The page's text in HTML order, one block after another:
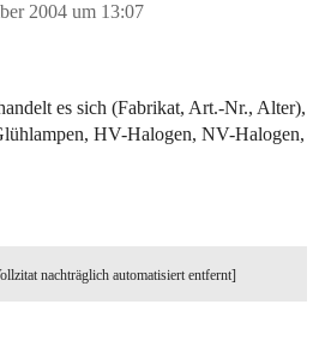
2004 um 13:07
es sich (Fabrikat, Art.-Nr., Alter),
HV-Halogen, NV-Halogen,
nachträglich automatisiert entfernt]